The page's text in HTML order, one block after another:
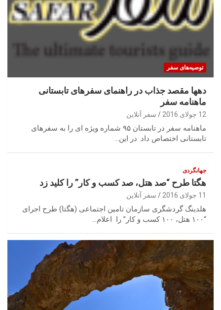
توصیه‌های سفر
دهها مقصد جذاب در راهنمای سفرهای تابستانی
ماهنامه سفر
12 جولای 2016 سفر آنلاین
ماهنامه سفر در تابستان ۹۵ شماره ویژه ای را به سفرهای
تابستانی اختصاص داد. در این…
جهانگردی
هگتا طرح “صد هتل، صد کسب و کار” را کلید زد
11 جولای 2016 سفر آنلاین
هلدینگ گردشگری سازمان تامین اجتماعی (هگتا) طرح اجرای
“۱۰۰ هتل، ۱۰۰ کسب و کار” را اعلام…